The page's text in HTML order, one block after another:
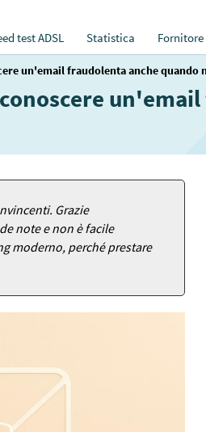
test ADSL Statistica
un'email fraudolenta anche quando
Grazie
note e non è facile
moderno, perché prestare